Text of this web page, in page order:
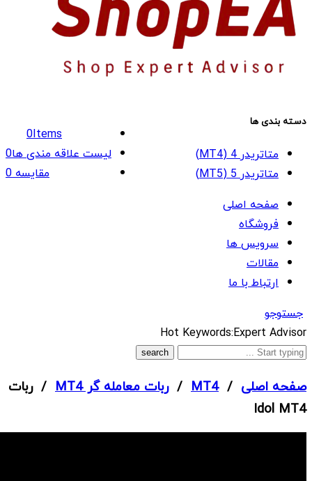
0Items
لیست علاقه مندی ها0
مقایسه0
دسته بندی ها
متاتریدر 4 (MT4)
متاتریدر 5 (MT5)
صفحه اصلی
فروشگاه
سرویس ها
مقالات
ارتباط با ما
جستوجو
What
are
looking
for?
Hot Keywords:Expert Advisor
صفحه اصلی /
MT4
/ربات معامله گر MT4
/ ربات
Idol MT4